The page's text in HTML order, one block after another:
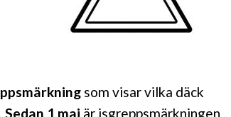
som visar vilka däck
Sedan 1 maj är isgreppsmärkningen